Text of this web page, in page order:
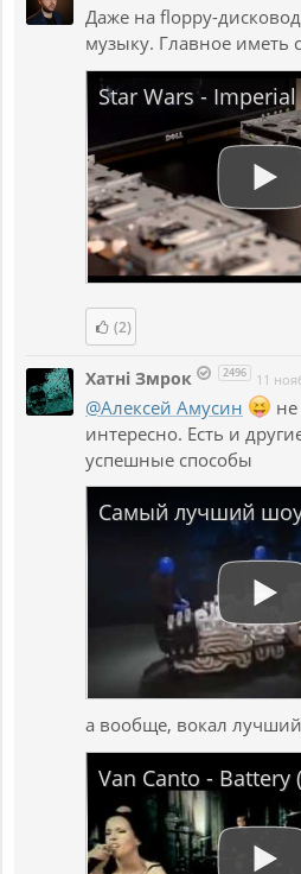
Даже на floppy-
музыку. Главное иметь
(2)
Хатнi Змрок 2496 11
@Алексей Амусин
интересно. Есть и
успешные способы
Самый лучший
а вообще, вокал
Van Canto - Battery